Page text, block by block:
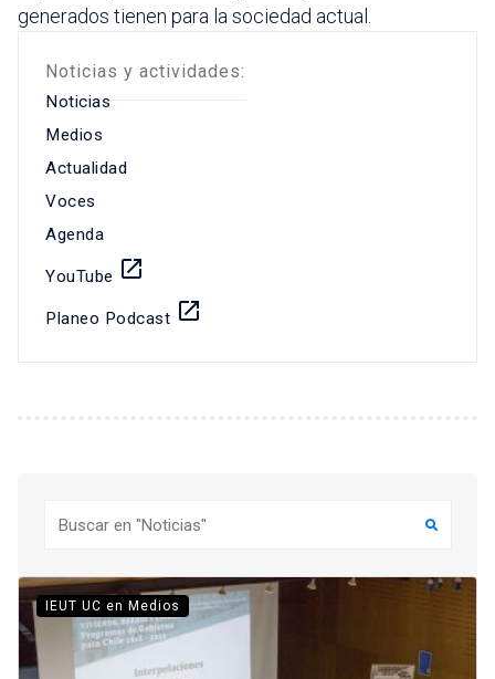
generados tienen para la sociedad actual.
Noticias y actividades:
Noticias
Medios
Actualidad
Voces
Agenda
YouTube launch
Planeo Podcast launch
IEUT UC en Medios